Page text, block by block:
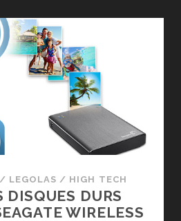
/ LEGOLAS / HIGH TECH
DISQUES DURS
WIRELESS